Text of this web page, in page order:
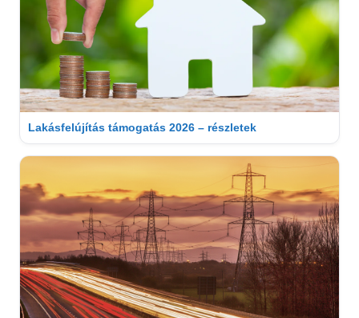
Lakásfelújítás támogatás 2026 – részletek